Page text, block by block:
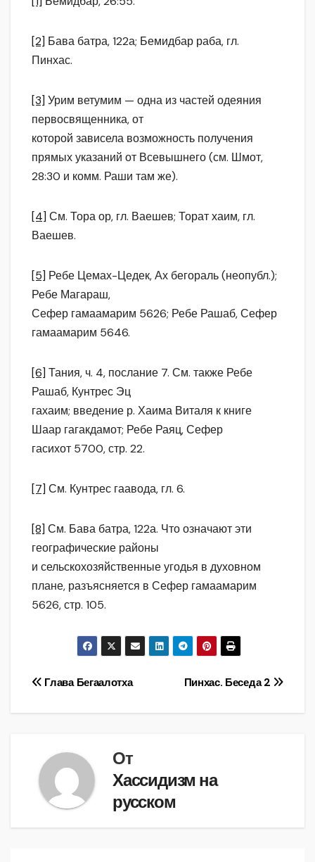
[2] Бава батра, 122а; Бемидбар раба, гл.
Пинхас.
[3] Урим ветумим — одна из частей одеяния
первосвященника, от
которой зависела возможность получения
прямых указаний от Всевышнего (см. Шмот,
28:30 и комм. Раши там же).
[4] См. Тора ор, гл. Ваешев; Торат хаим, гл.
Ваешев.
[5] Ребе Цемах-Цедек, Ах бегораль (неопубл.);
Ребе Магараш,
Сефер гамаамарим 5626; Ребе Рашаб, Сефер
гамаамарим 5646.
[6] Тания, ч. 4, послание 7. См. также Ребе
Рашаб, Кунтрес Эц
гахаим; введение р. Хаима Виталя к книге
Шаар гагакдамот; Ребе Раяц, Сефер
гасихот 5700, стр. 22.
[7] См. Кунтрес гаавода, гл. 6.
[8] См. Бава батра, 122а. Что означают эти
географические районы
и сельскохозяйственные угодья в духовном
плане, разъясняется в Сефер гамаамарим
5626, стр. 105.
Навигация
по
Пинхас. Беседа 2
Глава Бегаалотха
От
Хассидизм на
русском